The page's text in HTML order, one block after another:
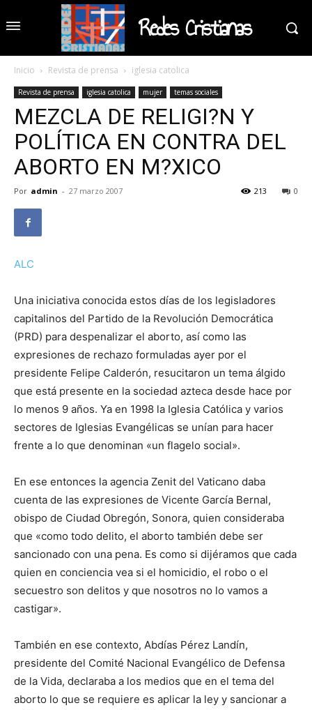
Redes Cristianas
Inicio Revista de prensa iglesia catolica
Revista de prensa iglesia catolica mujer temas sociales
MEZCLA DE RELIGI?N Y
POLÍTICA EN CONTRA DEL
ABORTO EN M?XICO
Por admin - 27 marzo 2007 0
213
ALC
Una iniciativa conocida estos días de los legisladores
capitalinos del Partido de la Revolución Democrática
(PRD) para despenalizar el aborto, así como las
expresiones de rechazo formuladas ayer por el
presidente Felipe Calderón, resucitaron un tema álgido
que está presente en la sociedad azteca desde hace por
lo menos 9 años. Ya en 1998 la Iglesia Católica y varios
sectores de Iglesias Evangélicas se unían para hacer
frente a lo que denominan «un flagelo social».
En ese entonces la agencia Zenit del Vaticano daba
cuenta de las expresiones de Vicente García Bernal,
obispo de Ciudad Obregón, Sonora, quien consideraba
que «como todo delito, el aborto también debe ser
sancionado con una pena. Es como si dijéramos que cada
quien en conciencia vea si el homicidio, el robo o el
secuestro son delitos y que nosotros no lo vamos a
castigar».
También en ese contexto, Abdías Pérez Landín,
presidente del Comité Nacional Evangélico de Defensa
de la Vida, declaraba a los medios que en el tema del
aborto lo que se requiere es aplicar la ley y sancionar a